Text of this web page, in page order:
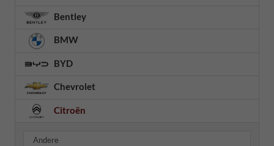
Bentley
BMW
BYD
Chevrolet
Citroën
Andere